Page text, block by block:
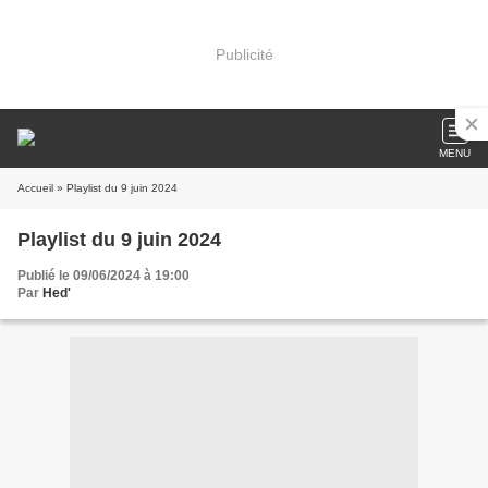
Publicité
MENU
Accueil » Playlist du 9 juin 2024
Playlist du 9 juin 2024
Publié le 09/06/2024 à 19:00
Par Hed'